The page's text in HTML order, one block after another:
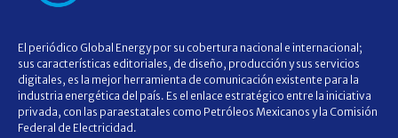
El periódico Global Energy por su cobertura nacional e internacional;
sus características editoriales, de diseño, producción y sus servicios
digitales, es la mejor herramienta de comunicación existente para la
industria energética del país. Es el enlace estratégico entre la iniciativa
privada, con las paraestatales como Petróleos Mexicanos y la Comisión
Federal de Electricidad.